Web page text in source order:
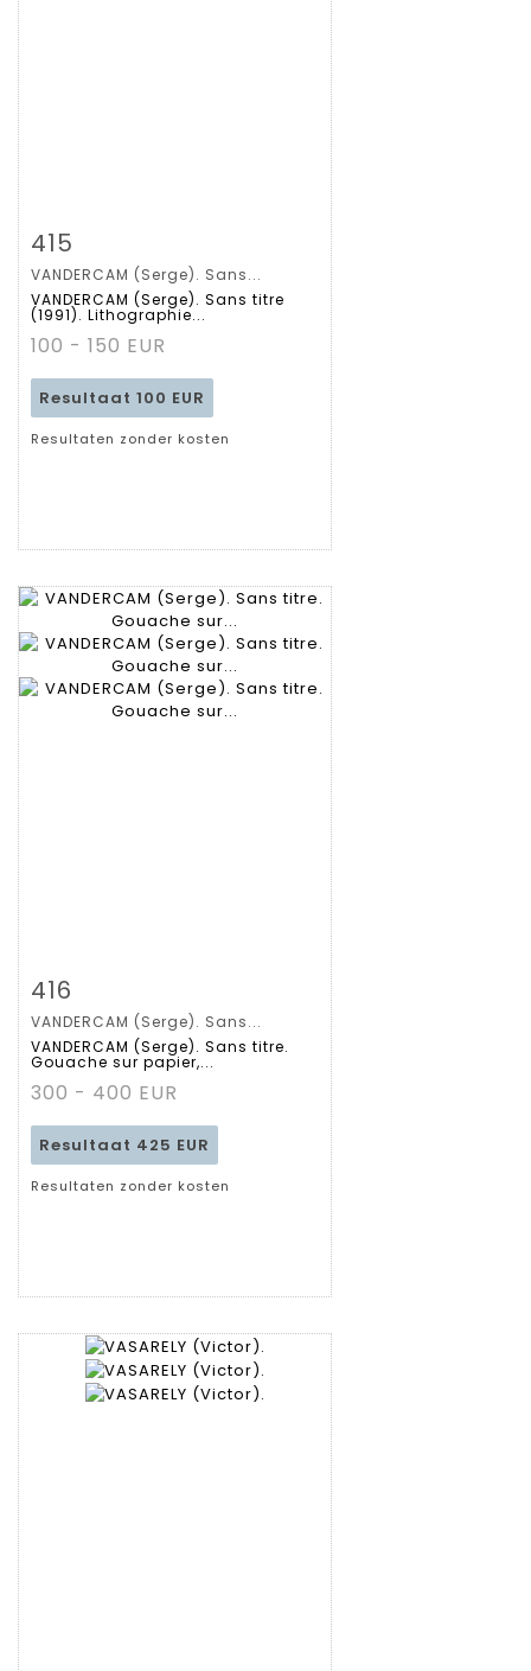
Gedetailleerde
fiche
415
VANDERCAM (Serge). Sans...
VANDERCAM (Serge). Sans titre
(1991). Lithographie...
100 - 150 EUR
Resultaat 100 EUR
Resultaten zonder kosten
Gedetailleerde
fiche
416
VANDERCAM (Serge). Sans...
VANDERCAM (Serge). Sans titre.
Gouache sur papier,...
300 - 400 EUR
Resultaat 425 EUR
Resultaten zonder kosten